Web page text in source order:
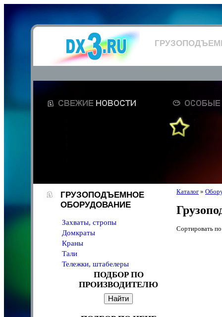
ГРУЗОПОДЪЕМНОЕ
ОБОРУДОВАНИЕ
Захваты, стропы
Домкраты
Краны
Тали
Тележки, штабелеры
ПОДБОР ПО
ПРОИЗВОДИТЕЛЮ
Каталог »
Сортировать